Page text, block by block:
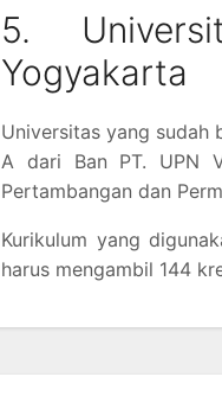
5.
Yogyakarta
Universitas yang sudah
A dari Ban PT. UPN
Pertambangan dan
Kurikulum yang
harus mengambil 144